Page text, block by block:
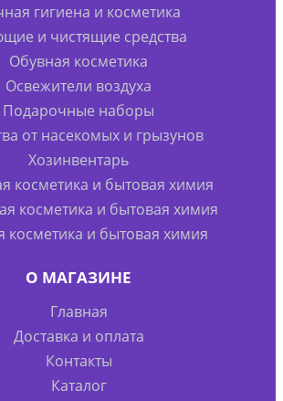
гигиена и косметика
и чистящие средства
Обувная косметика
Освежители воздуха
Подарочные наборы
от насекомых и грызунов
Хозинвентарь
косметика и бытовая химия
косметика и бытовая химия
косметика и бытовая химия
О МАГАЗИНЕ
Главная
Доставка и оплата
Контакты
Каталог